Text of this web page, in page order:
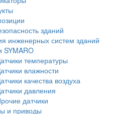
зданий
инженерных систем зданий
SYMARO
температуры
влажности
качества воздуха
давления
датчики
и приводы